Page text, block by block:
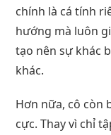
chính là cá tính
hướng mà luôn
tạo nên sự khác
khác.
Hơn nữa, cô còn
cực. Thay vì chỉ